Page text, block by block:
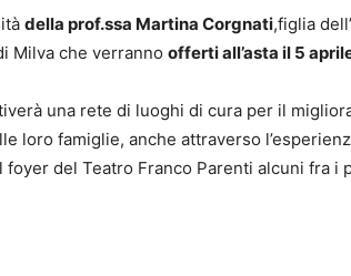
della prof.ssa Martina Corgnati,figlia
Milva che verranno offerti all’asta il 5
una rete di luoghi di cura per il
loro famiglie, anche attraverso
foyer del Teatro Franco Parenti alcuni fra i